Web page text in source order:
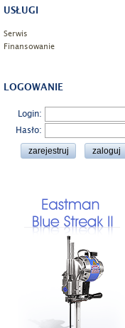
USŁUGI
Serwis
Finansowanie
LOGOWANIE
Login:
Hasło: